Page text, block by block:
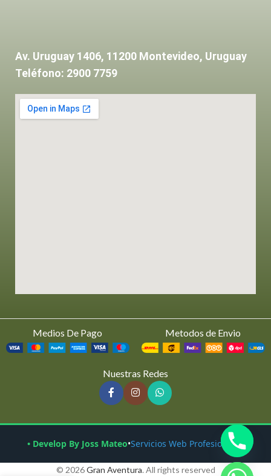
Av. Uruguay 1406, 11200 Montevideo, Uruguay
Teléfono: 2900 7759
Medios De Pago Metodos de Envio
Nuestras Redes
• Develop By Joss Mateo•Servicios Web Profesionales
© 2026Gran Aventura. All rights reserved